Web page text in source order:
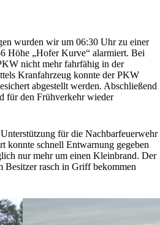
wurden wir um 06:30 Uhr zu einer
Höhe „Hofer Kurve“ alarmiert. Bei
nicht mehr fahrfähig in der
Kranfahrzeug konnte der PKW
abgestellt werden. Abschließend
für den Frühverkehr wieder
für die Nachbarfeuerwehr
konnte schnell Entwarnung gegeben
nur mehr um einen Kleinbrand. Der
Besitzer rasch in Griff bekommen